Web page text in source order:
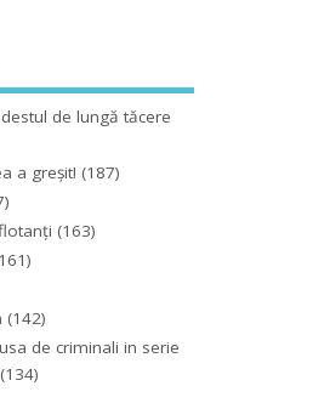
de lungă tăcere
a greşit! (187)
(163)
(142)
de criminali in serie
(134)